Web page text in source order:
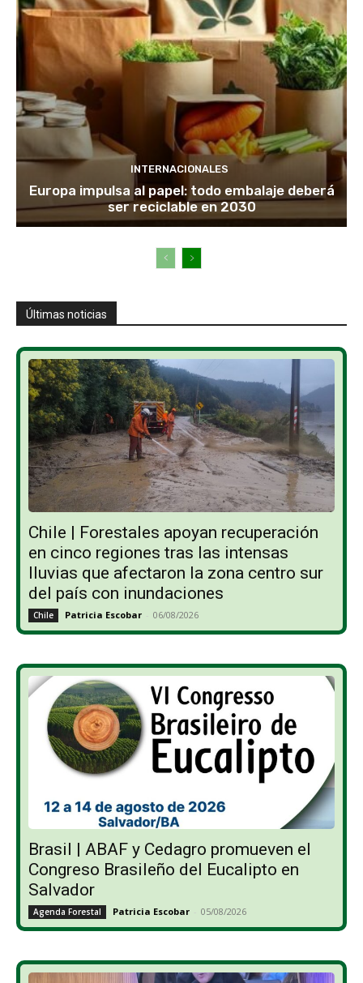
INTERNACIONALES
Europa impulsa al papel: todo embalaje deberá
ser reciclable en 2030
Últimas noticias
Chile | Forestales apoyan recuperación
en cinco regiones tras las intensas
lluvias que afectaron la zona centro sur
del país con inundaciones
Chile Patricia Escobar - 06/08/2026
Brasil | ABAF y Cedagro promueven el
Congreso Brasileño del Eucalipto en
Salvador
Agenda Forestal Patricia Escobar - 05/08/2026